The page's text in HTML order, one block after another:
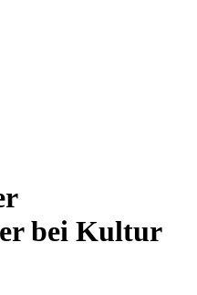
bei Kultur